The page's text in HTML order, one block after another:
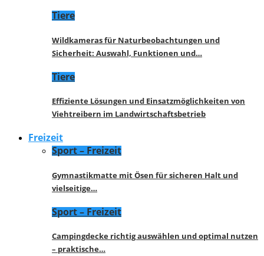
Tiere
Wildkameras für Naturbeobachtungen und
Sicherheit: Auswahl, Funktionen und…
Tiere
Effiziente Lösungen und Einsatzmöglichkeiten von
Viehtreibern im Landwirtschaftsbetrieb
Freizeit
Sport – Freizeit
Gymnastikmatte mit Ösen für sicheren Halt und
vielseitige…
Sport – Freizeit
Campingdecke richtig auswählen und optimal nutzen
– praktische…